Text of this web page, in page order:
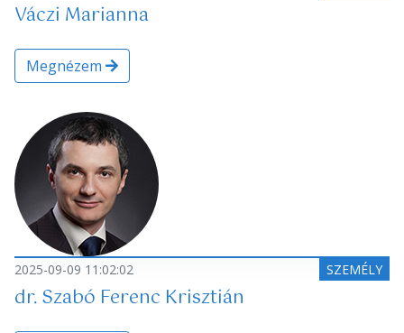
Váczi Marianna
Megnézem
2025-09-09 11:02:02 SZEMÉLY
dr. Szabó Ferenc Krisztián